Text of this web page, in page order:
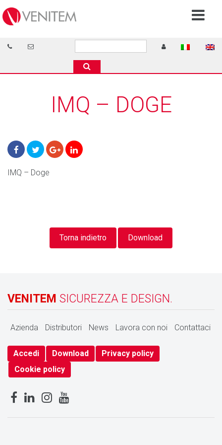
IMQ – DOGE
IMQ – Doge
Torna indietro Download
VENITEM SICUREZZA E DESIGN.
Azienda Distributori News Lavora con noi Contattaci
Accedi Download
Privacy policy
Cookie policy